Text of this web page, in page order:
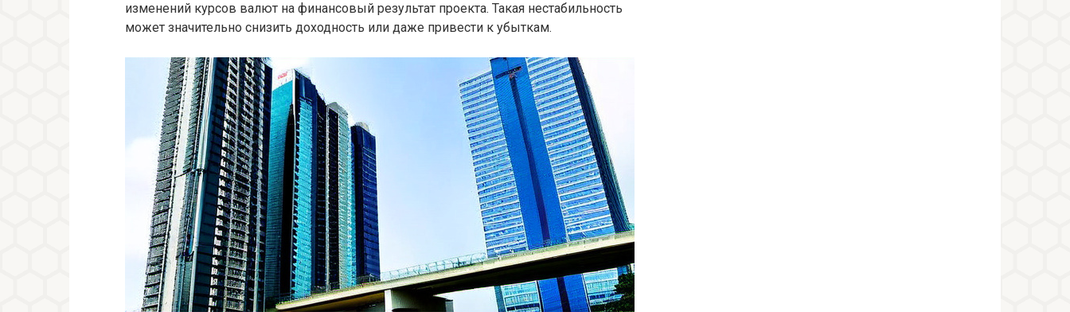
изменений курсов валют на финансовый результат проекта. Такая нестабильность
может значительно снизить доходность или даже привести к убыткам.